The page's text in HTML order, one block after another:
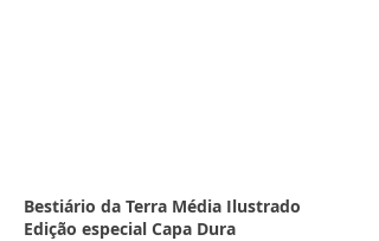
Bestiário da Terra Média Ilustrado
Edição especial Capa Dura